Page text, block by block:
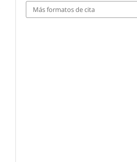
Más formatos de cita